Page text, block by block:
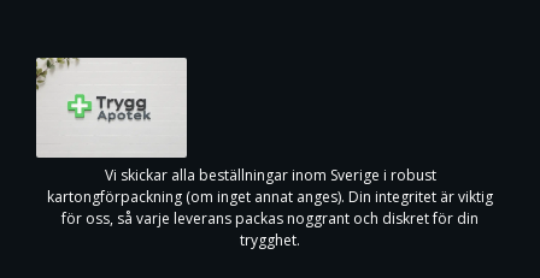
Vi skickar alla beställningar inom Sverige i robust
kartongförpackning (om inget annat anges). Din integritet är viktig
för oss, så varje leverans packas noggrant och diskret för din
trygghet.